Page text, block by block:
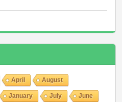
April August
January July June